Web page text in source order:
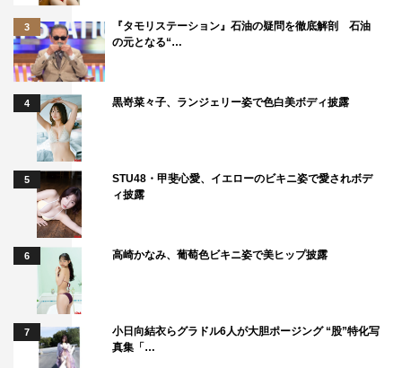
3
『タモリステーション』石油の疑問を徹底解剖 石油
の元となる“…
4 黒嵜菜々子、ランジェリー姿で色白美ボディ披露
5
STU48・甲斐心愛、イエローのビキニ姿で愛されボデ
ィ披露
6 高崎かなみ、葡萄色ビキニ姿で美ヒップ披露
7
小日向結衣らグラドル6人が大胆ポージング “股”特化写
真集「…